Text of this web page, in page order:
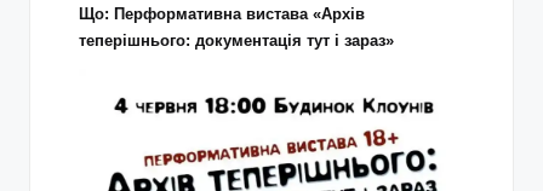
Що: Перформативна вистава «Архів
теперішнього: документація тут і зараз»